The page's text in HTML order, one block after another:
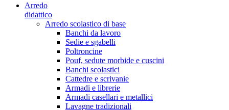
Arredo
didattico
Arredo scolastico di base
Banchi da lavoro
Sedie e sgabelli
Poltroncine
Pouf, sedute morbide e cuscini
Banchi scolastici
Cattedre e scrivanie
Armadi e librerie
Armadi casellari e metallici
Lavagne tradizionali